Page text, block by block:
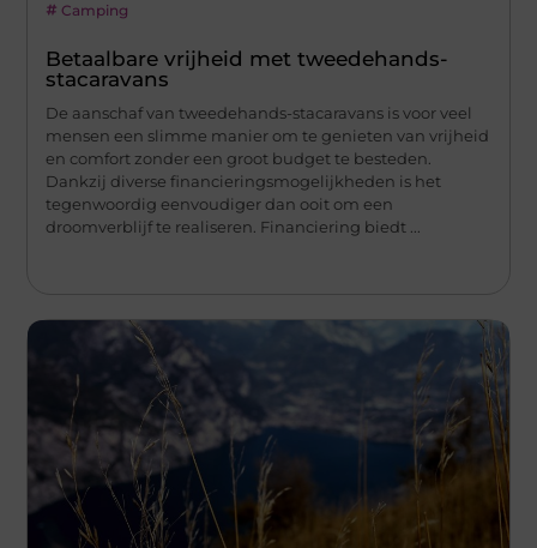
Camping
Betaalbare vrijheid met tweedehands-
stacaravans
De aanschaf van tweedehands-stacaravans is voor veel
mensen een slimme manier om te genieten van vrijheid
en comfort zonder een groot budget te besteden.
Dankzij diverse financieringsmogelijkheden is het
tegenwoordig eenvoudiger dan ooit om een
droomverblijf te realiseren. Financiering biedt ...